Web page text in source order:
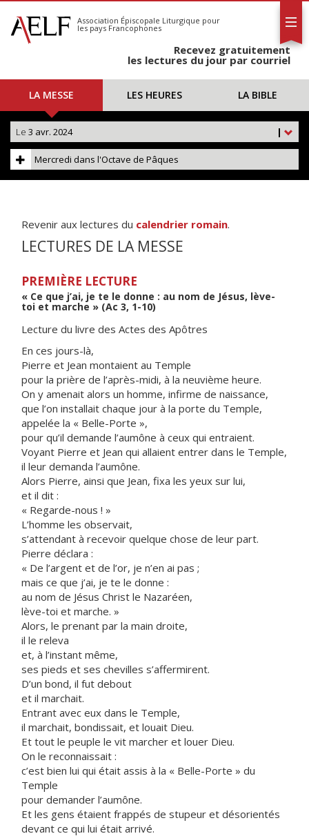
S'abonner
Calendrier
Association Épiscopale Liturgique pour
les pays Francophones
Recevez gratuitement
les lectures du jour par courriel
LA MESSE LES HEURES LA BIBLE
|
Le 3 avr. 2024
Mercredi dans l'Octave de Pâques
Revenir aux lectures du calendrier romain.
LECTURES DE LA MESSE
PREMIÈRE LECTURE
« Ce que j’ai, je te le donne : au nom de Jésus, lève-
toi et marche » (Ac 3, 1-10)
Lecture du livre des Actes des Apôtres
En ces jours-là,
Pierre et Jean montaient au Temple
pour la prière de l’après-midi, à la neuvième heure.
On y amenait alors un homme, infirme de naissance,
que l’on installait chaque jour à la porte du Temple,
appelée la « Belle-Porte »,
pour qu’il demande l’aumône à ceux qui entraient.
Voyant Pierre et Jean qui allaient entrer dans le Temple,
il leur demanda l’aumône.
Alors Pierre, ainsi que Jean, fixa les yeux sur lui,
et il dit :
« Regarde-nous ! »
L’homme les observait,
s’attendant à recevoir quelque chose de leur part.
Pierre déclara :
« De l’argent et de l’or, je n’en ai pas ;
mais ce que j’ai, je te le donne :
au nom de Jésus Christ le Nazaréen,
lève-toi et marche. »
Alors, le prenant par la main droite,
il le releva
et, à l’instant même,
ses pieds et ses chevilles s’affermirent.
D’un bond, il fut debout
et il marchait.
Entrant avec eux dans le Temple,
il marchait, bondissait, et louait Dieu.
Et tout le peuple le vit marcher et louer Dieu.
On le reconnaissait :
c’est bien lui qui était assis à la « Belle-Porte » du
Temple
pour demander l’aumône.
Et les gens étaient frappés de stupeur et désorientés
devant ce qui lui était arrivé.